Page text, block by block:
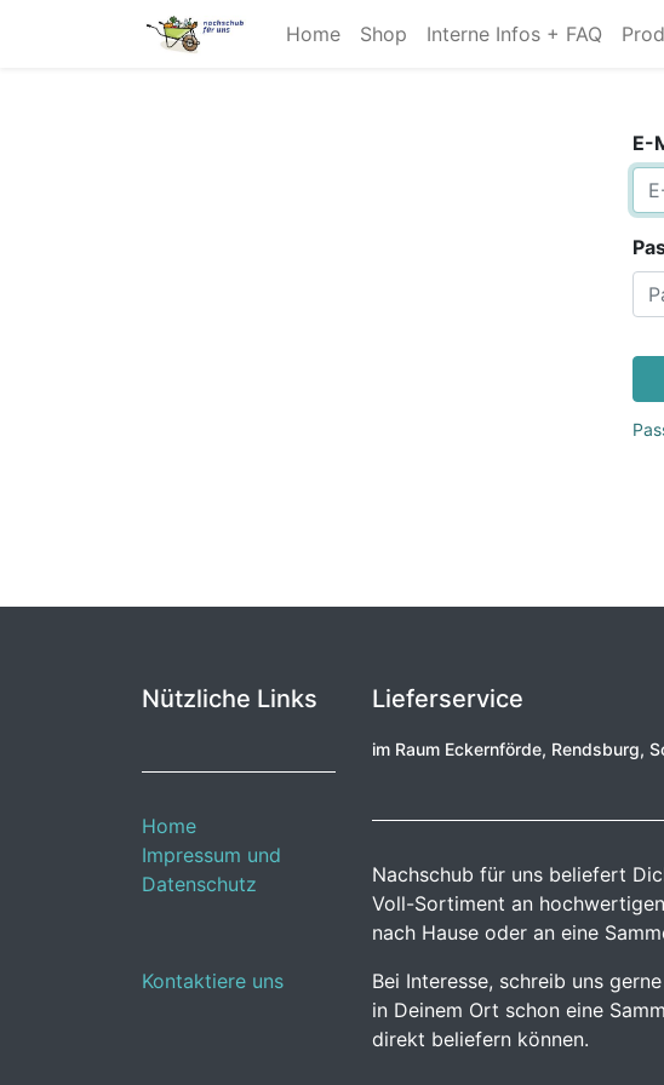
Home Shop Interne Infos + FAQ
E-
Nützliche Links
Home
Impressum und
Datenschutz
Kontaktiere uns
Lieferservice
im Raum Eckernförde, Rendsburg,
Nachschub für uns beliefert
Voll-Sortiment an
nach Hause oder an eine
Bei Interesse, schreib uns
in Deinem Ort schon eine
direkt beliefern können.